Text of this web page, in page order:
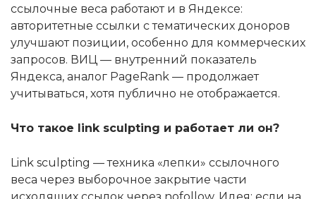
ссылочные веса работают и в Яндексе:
авторитетные ссылки с тематических доноров
улучшают позиции, особенно для коммерческих
запросов. ВИЦ — внутренний показатель
Яндекса, аналог PageRank — продолжает
учитываться, хотя публично не отображается.
Что такое link sculpting и работает ли он?
Link sculpting — техника «лепки» ссылочного
веса через выборочное закрытие части